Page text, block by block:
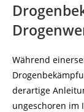
Während
derartige
ungeschoren im